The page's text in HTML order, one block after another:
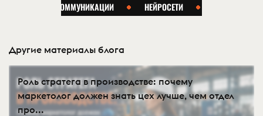
Другие материалы блога
Роль стратега в производстве: почему
маркетолог должен знать цех лучше, чем отдел
про...